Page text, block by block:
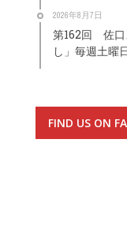
2026年8月7日
第162回 佐口
し」毎週土曜
FIND US ON